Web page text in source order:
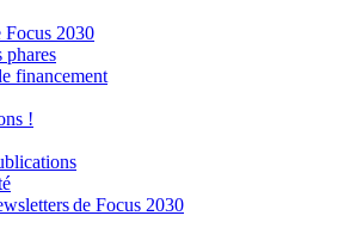
Focus 2030
phares
financement
!
de Focus 2030